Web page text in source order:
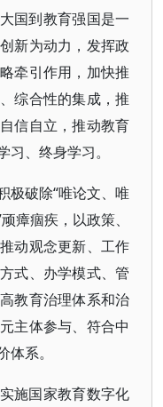
国到教育强国是一
新为动力，发挥政
牵引作用，加快推
综合性的集成，推
信自立，推动教育
、终身学习。
极破除“唯论文、唯
瘴痼疾，以政策、
动观念更新、工作
式、办学模式、管
教育治理体系和治
主体参与、符合中
系。
施国家教育数字化